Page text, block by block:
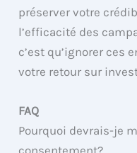
préserver votre
l’efficacité des
c’est qu’ignorer ces
votre retour sur
FAQ
Pourquoi devrais-je